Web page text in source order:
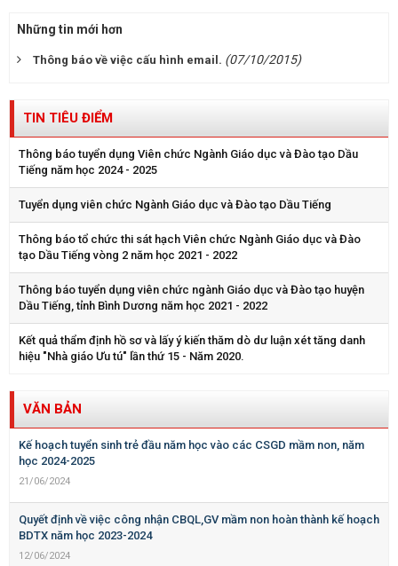
Những tin mới hơn
Thông báo về việc cấu hình email. (07/10/2015)
TIN TIÊU ĐIỂM
Thông báo tuyển dụng Viên chức Ngành Giáo dục và Đào tạo Dầu
Tiếng năm học 2024 - 2025
Tuyển dụng viên chức Ngành Giáo dục và Đào tạo Dầu Tiếng
Thông báo tổ chức thi sát hạch Viên chức Ngành Giáo dục và Đào
tạo Dầu Tiếng vòng 2 năm học 2021 - 2022
Thông báo tuyển dụng viên chức ngành Giáo dục và Đào tạo huyện
Dầu Tiếng, tỉnh Bình Dương năm học 2021 - 2022
Kết quả thẩm định hồ sơ và lấy ý kiến thăm dò dư luận xét tăng danh
hiệu "Nhà giáo Ưu tú" lần thứ 15 - Năm 2020.
VĂN BẢN
Kế hoạch tuyển sinh trẻ đầu năm học vào các CSGD mầm non, năm
học 2024-2025
21/06/2024
Quyết định về việc công nhận CBQL,GV mầm non hoàn thành kế hoạch
BDTX năm học 2023-2024
12/06/2024